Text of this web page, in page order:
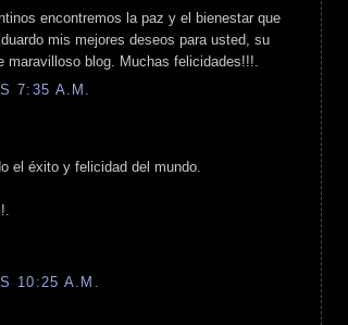
encontremos la paz y el bienestar que
mis mejores deseos para usted, su
maravilloso blog. Muchas felicidades!!!.
7:35 A.M.
el éxito y felicidad del mundo.
10:25 A.M.